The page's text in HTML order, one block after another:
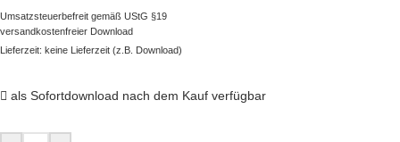
Umsatzsteuerbefreit gemäß UStG §19
versandkostenfreier Download
Lieferzeit: keine Lieferzeit (z.B. Download)
als Sofortdownload nach dem Kauf verfügbar